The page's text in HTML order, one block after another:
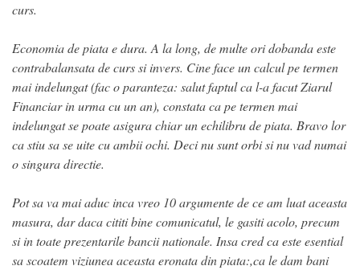
curs.
Economia de piata e dura. A la long, de multe ori dobanda este
contrabalansata de curs si invers. Cine face un calcul pe termen
mai indelungat (fac o paranteza: salut faptul ca l-a facut Ziarul
Financiar in urma cu un an), constata ca pe termen mai
indelungat se poate asigura chiar un echilibru de piata. Bravo lor
ca stiu sa se uite cu ambii ochi. Deci nu sunt orbi si nu vad numai
o singura directie.
Pot sa va mai aduc inca vreo 10 argumente de ce am luat aceasta
masura, dar daca cititi bine comunicatul, le gasiti acolo, precum
si in toate prezentarile bancii nationale. Insa cred ca este esential
sa scoatem viziunea aceasta eronata din piata:,ca le dam bani